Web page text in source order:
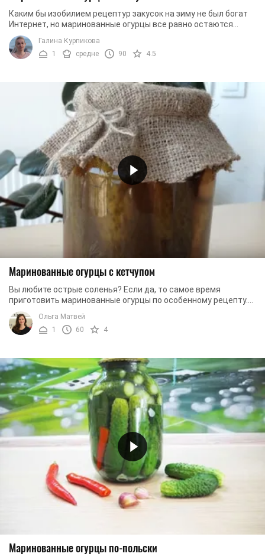
Каким бы изобилием рецептур закусок на зиму не был богат
Интернет, но маринованные огурцы все равно остаются
фаворитом у многих домохозяек. Если вы ...
Галина Курпикова
1
средне 90 4.5
Маринованные огурцы с кетчупом
Вы любите острые соленья? Если да, то самое время
приготовить маринованные огурцы по особенному рецепту.
Уникальность этого рецепта заключается в ...
Ольга Матвей
1
60 4
Маринованные огурцы по-польски